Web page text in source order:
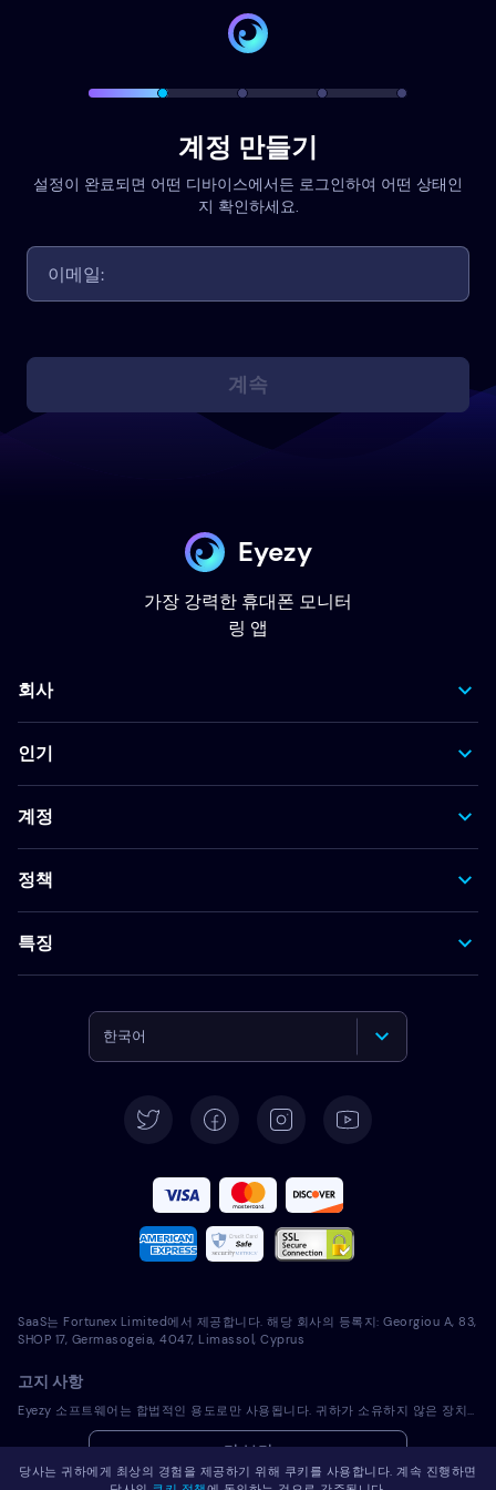
계정 만들기
설정이 완료되면 어떤 디바이스에서든 로그인하여 어떤 상태인
지 확인하세요.
계속
Eyezy
가장 강력한 휴대폰 모니터
링 앱
회사
인기
계정
정책
특징
한국어
Deutsch
Español
Français
Português
Polski
Română
SaaS는 Fortunex Limited에서 제공합니다. 해당 회사의 등록지: Georgiou A, 83,
SHOP 17, Germasogeia, 4047, Limassol, Cyprus
고지 사항
Eyezy 소프트웨어는 합법적인 용도로만 사용됩니다. 귀하가 소유하지 않은 장치에 라이선스 소프트웨어를 설치하는 것은 해당 법률 및 현지 관할 법률을 위반하는 것입니다. 법에 따라 일반적으로 라이선스 소프트웨어를 설치하려는 장치의 소유자에게 이를 통지해야 합니다. 이 요건을 위반하면 위반자에게 심각한 금전적 및 형사적 처벌이 부과될 수 있습니다. 귀하는 라이센스 소프트웨어를 설치 및 사용하기 전에 귀하의 관할권 내에서 라이센스 소프트웨어 사용의 적법성과 관련하여 자신의 법률 고문과 상의해야 합니다. 라이선스 소프트웨어를 해당 장치에 설치하는 것에 대한 책임은 전적으로 귀하에게 있으며, Eyezy는 이에 대해 책임을 지지 않음을 인지하고 있습니다.
더 보기
당사는 귀하에게 최상의 경험을 제공하기 위해 쿠키를 사용합니다. 계속 진행하면